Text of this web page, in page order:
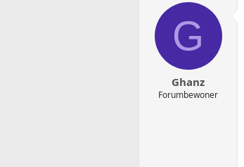
G
Ghanz
Forumbewoner